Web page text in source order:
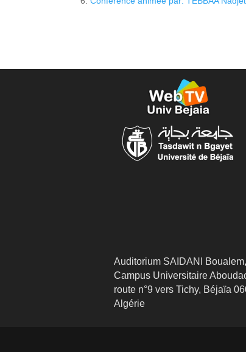
Auditorium SAIDANI Boualem,
Campus Universitaire
route n°9 vers Tichy, Béjaïa
Algérie